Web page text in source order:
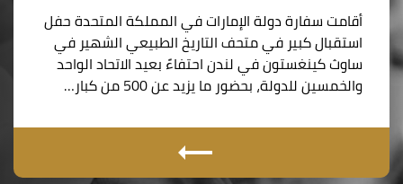
أقامت سفارة دولة الإمارات في المملكة المتحدة حفل
استقبال كبير في متحف التاريخ الطبيعي الشهير في
ساوث كينغستون في لندن احتفاءً بعيد الاتحاد الواحد
والخمسين للدولة، بحضور ما يزيد عن 500 من كبار…